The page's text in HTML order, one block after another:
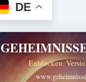
DE
Entdecken.